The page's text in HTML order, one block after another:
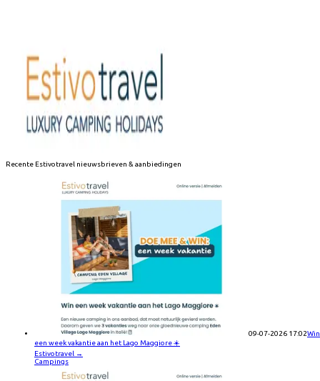
Recente Estivotravel nieuwsbrieven & aanbiedingen
09-07-2026 17:02Win
een week vakantie aan het Lago Maggiore ☀️
Estivotravel →
Campings